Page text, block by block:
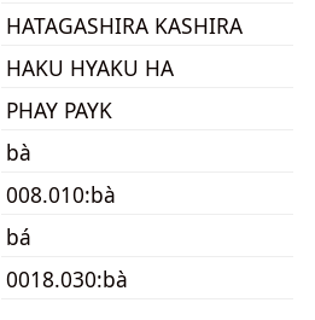
HATAGASHIRA KASHIRA
HAKU HYAKU HA
PHAY PAYK
bà
008.010:bà
bá
0018.030:bà